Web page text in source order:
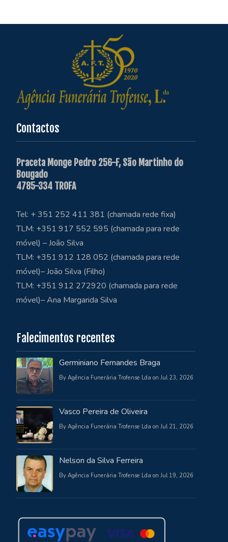
Contactos
Praceta Monge Pedro 256-F, São Martinho do
Bougado
4785-334 TROFA
Tel: + 351 252 411 381 (chamada rede fixa)
TLM: +351 917 552 595 (chamada para rede
móvel) – João Silva
TLM: +351 912 128 052 (chamada para rede
móvel)– João Silva (Filho)
TLM: +351 912 272920 (chamada para rede
móvel)– Ana Margarida Silva
Falecimentos recentes
Germiniano Fernandes Braga
By Agência Funerária Trofense Lda on Jul 23, 2026
Vasco Pereira de Oliveira
By Agência Funerária Trofense Lda on Jul 21, 2026
Nelson da Silva Ferreira
By Agência Funerária Trofense Lda on Jul 19, 2026